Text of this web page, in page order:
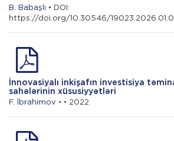
B. Babaşlı • DOI:
https://doi.org/10.30546/
İnnovasiyalı inkişafın investisiya
sahələrinin xüsusiyyətləri
F. İbrahimov • • 2022